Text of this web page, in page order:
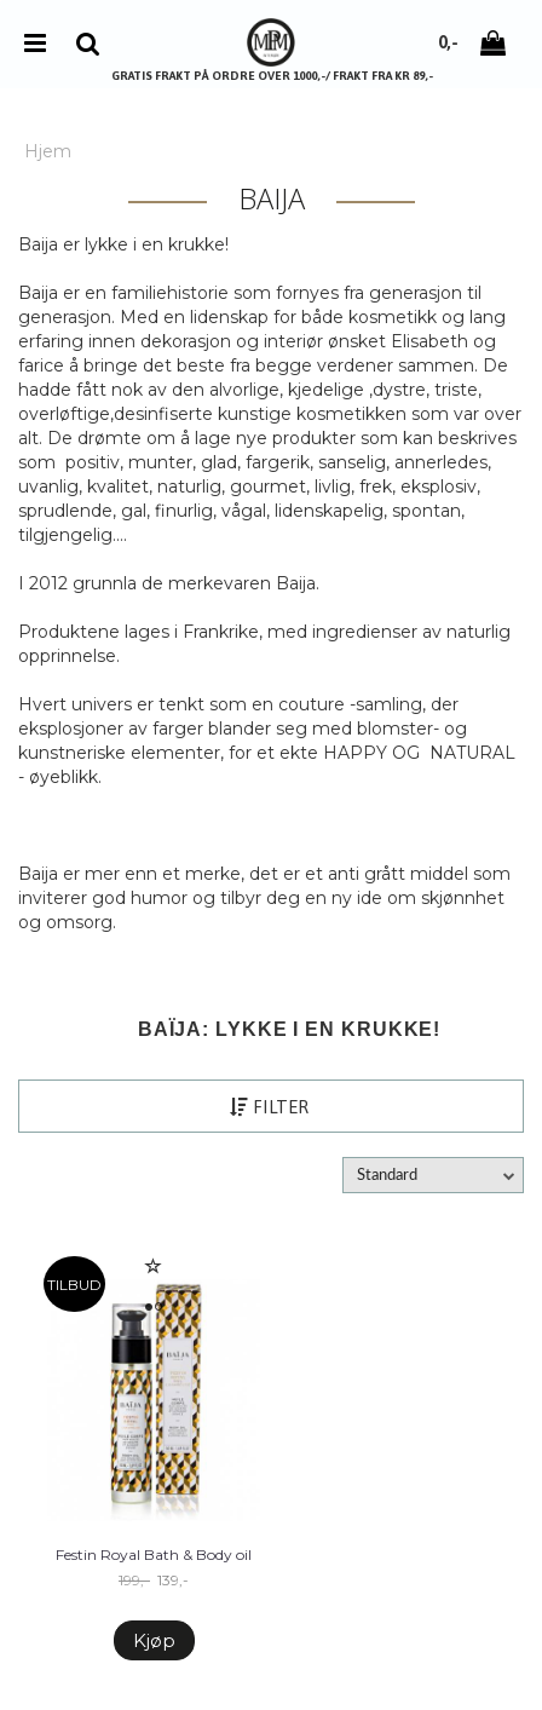
0,-
GRATIS FRAKT PÅ ORDRE OVER 1000,-/ FRAKT FRA KR 89,-
Hjem
BAIJA
Baija er lykke i en krukke!
Baija er en familiehistorie som fornyes fra generasjon til
generasjon. Med en lidenskap for både kosmetikk og lang
erfaring innen dekorasjon og interiør ønsket Elisabeth og
farice å bringe det beste fra begge verdener sammen. De
hadde fått nok av den alvorlige, kjedelige ,dystre, triste,
overløftige,desinfiserte kunstige kosmetikken som var over
alt. De drømte om å lage nye produkter som kan beskrives
som positiv, munter, glad, fargerik, sanselig, annerledes,
uvanlig, kvalitet, naturlig, gourmet, livlig, frek, eksplosiv,
sprudlende, gal, finurlig, vågal, lidenskapelig, spontan,
tilgjengelig....
I 2012 grunnla de merkevaren Baija.
Produktene lages i Frankrike, med ingredienser av naturlig
opprinnelse.
Hvert univers er tenkt som en couture -samling, der
eksplosjoner av farger blander seg med blomster- og
kunstneriske elementer, for et ekte HAPPY OG NATURAL
- øyeblikk.
Baija er mer enn et merke, det er et anti grått middel som
inviterer god humor og tilbyr deg en ny ide om skjønnhet
og omsorg.
BAÏJA: LYKKE I EN KRUKKE!
FILTER
Standard
TILBUD
Festin Royal Bath & Body oil
199,- 139,-
Kjøp